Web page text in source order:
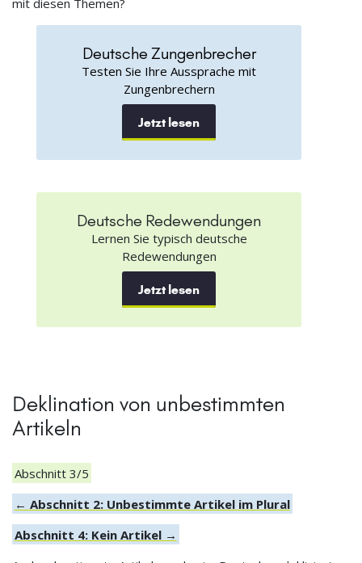
Deutsche Zungenbrecher
Testen Sie Ihre Aussprache mit
Zungenbrechern
Jetzt lesen
Deutsche Redewendungen
Lernen Sie typisch deutsche
Redewendungen
Jetzt lesen
Deklination von unbestimmten
Artikeln
Abschnitt 3/5
← Abschnitt 2: Unbestimmte Artikel im Plural
Abschnitt 4: Kein Artikel →